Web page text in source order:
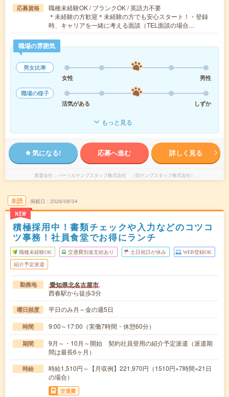
応募資格
職種未経験OK / ブランクOK / 英語力不要
＊未経験の方歓迎＊未経験の方でも安心スタート！・登録
時、キャリアを一緒に考える面談（TEL面談の場合…
職場の雰囲気
男女比率
女性
男性
職場の様子
活気がある
しずか
もっと見る
気になる! 応募へ進む 詳しく見る
派遣会社 パーソルテンプスタッフ株式会社 （旧テンプスタッフ株式会社）
未読
NEW
掲載日 2026/08/04
積極採用中！書類チェックや入力などのコツコ
ツ事務！社員食堂でお得にランチ
職種未経験OK 交通費別途支給あり 土日祝日が休み WEB登録OK
紹介予定派遣
勤務地 愛知県北名古屋市
西春駅から徒歩3分
曜日頻度 平日のみ月～金の週5日
時間 9:00～17:00（実働7時間・休憩60分）
期間
9月～・10月～開始 契約社員登用の紹介予定派遣（派遣期
間は最長6ヶ月）
時給
時給1,510円～【月収例】221,970円（1510円×7時間×21日
の場合）
交通費